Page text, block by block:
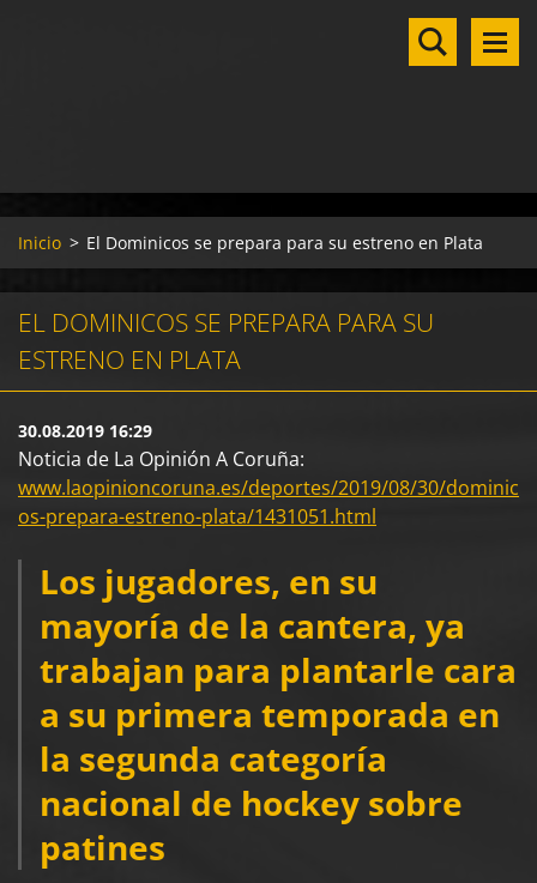
Inicio > El Dominicos se prepara para su estreno en Plata
EL DOMINICOS SE PREPARA PARA SU
ESTRENO EN PLATA
30.08.2019 16:29
Noticia de La Opinión A Coruña:
www.laopinioncoruna.es/deportes/2019/08/30/dominic
os-prepara-estreno-plata/1431051.html
Los jugadores, en su
mayoría de la cantera, ya
trabajan para plantarle cara
a su primera temporada en
la segunda categoría
nacional de hockey sobre
patines